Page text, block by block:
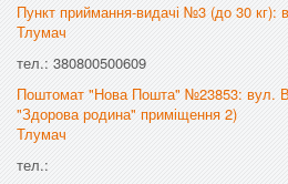
Пункт приймання-видачі №3 (до 30 кг):
Тлумач
тел.: 380800500609
Поштомат "Нова Пошта" №23853: вул.
"Здорова родина" приміщення 2)
Тлумач
тел.: